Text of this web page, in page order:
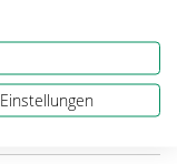
Einstellungen